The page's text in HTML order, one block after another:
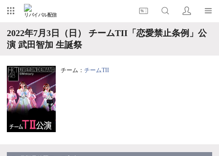
リバイバル配信
2022年7月3日（日） チームTII「恋愛禁止条例」公
演 武田智加 生誕祭
チーム： チームTII